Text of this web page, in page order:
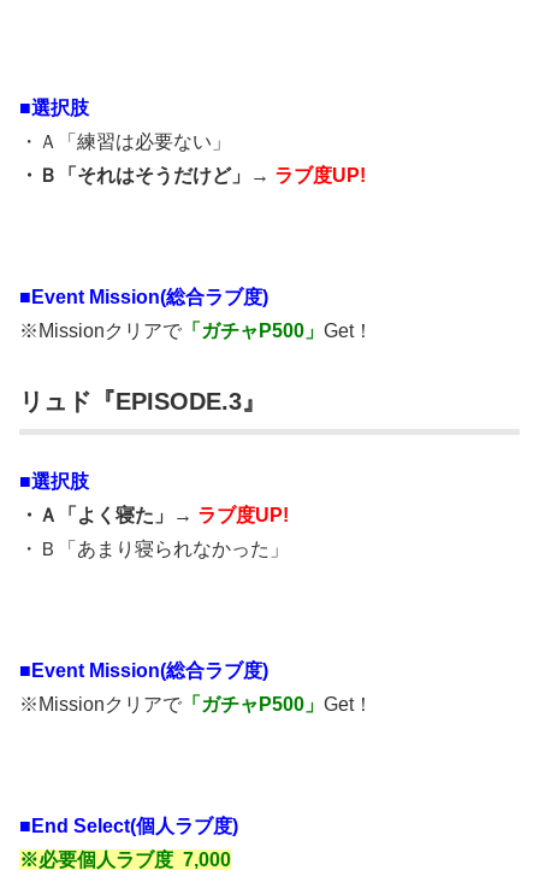
■選択肢
・Ａ「練習は必要ない」
・Ｂ「それはそうだけど」→ ラブ度UP!
■ Event Mission(総合ラブ度)
※Missionクリアで 「ガチャP500」 Get！
リュド『EPISODE.3』
■選択肢
・Ａ「よく寝た」→ ラブ度UP!
・Ｂ「あまり寝られなかった」
■ Event Mission(総合ラブ度)
※Missionクリアで 「ガチャP500」 Get！
■End Select(個人ラブ度)
※必要個人ラブ度 7,000